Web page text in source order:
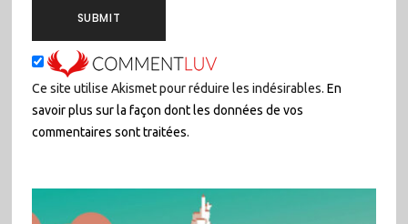
Ce site utilise Akismet pour réduire les indésirables. En
savoir plus sur la façon dont les données de vos
commentaires sont traitées.